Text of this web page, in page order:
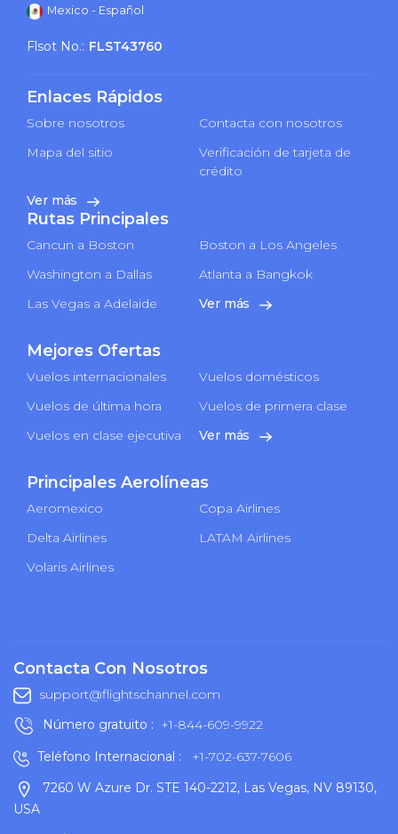
Mexico - Español
Flsot No.: FLST43760
Enlaces Rápidos
Sobre nosotros
Contacta con nosotros
Mapa del sitio
Verificación de tarjeta de
crédito
Ver más
Rutas Principales
Cancun a Boston
Boston a Los Angeles
Washington a Dallas
Atlanta a Bangkok
Las Vegas a Adelaide
Ver más
Mejores Ofertas
Vuelos internacionales
Vuelos domésticos
Vuelos de última hora
Vuelos de primera clase
Vuelos en clase ejecutiva
Ver más
Principales Aerolíneas
Aeromexico
Copa Airlines
Delta Airlines
LATAM Airlines
Volaris Airlines
Contacta Con Nosotros
support@flightschannel.com
Número gratuito : +1-844-609-9922
Teléfono Internacional :
+1-702-637-7606
7260 W Azure Dr. STE 140-2212, Las Vegas, NV 89130,
USA